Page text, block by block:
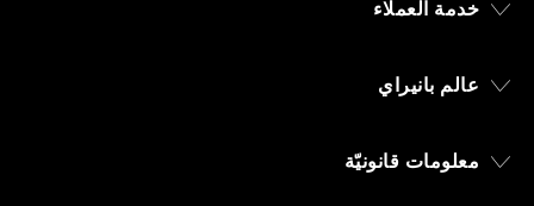
خدمة العملاء
عالم بانيراي
معلومات قانونيّة